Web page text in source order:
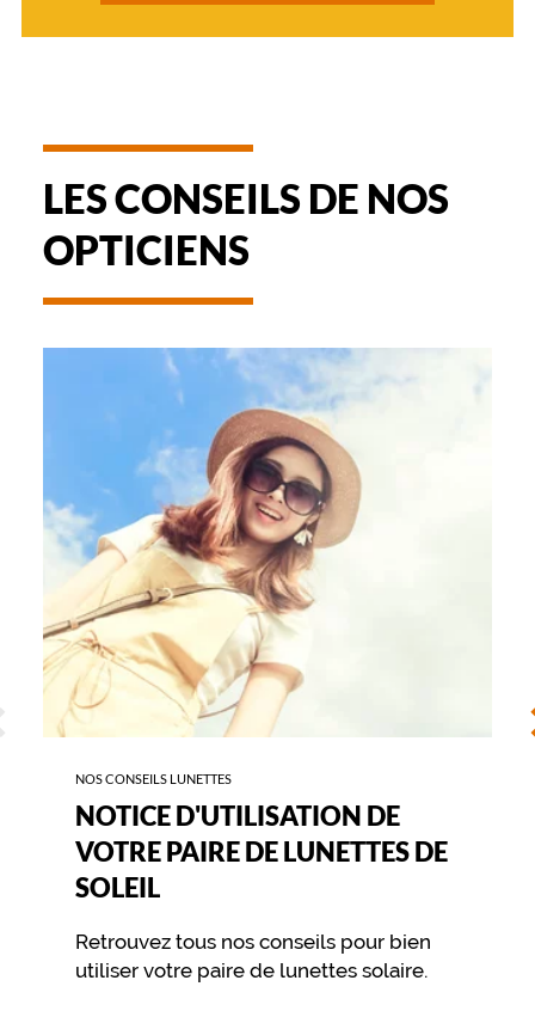
LES CONSEILS DE NOS
OPTICIENS
NOS CONSEILS LUNETTES
NOTICE D'UTILISATION DE
VOTRE PAIRE DE LUNETTES DE
SOLEIL
Retrouvez tous nos conseils pour bien
utiliser votre paire de lunettes solaire.
D'UTILISATION
LUNETTES
DE
SOLEIL